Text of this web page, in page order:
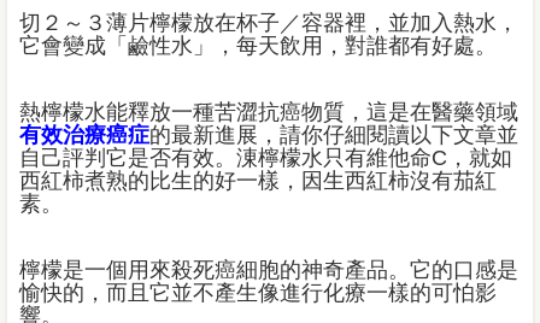
切２～３薄片檸檬放在杯子／容器裡，並加入熱水，
它會變成「鹼性水」，每天飲用，對誰都有好處。
熱檸檬水能釋放一種苦澀抗癌物質，這是在醫藥領域
有效治療癌症的最新進展，請你仔細閱讀以下文章並
自己評判它是否有效。涷檸檬水只有維他命C，就如
西紅柿煮熟的比生的好一樣，因生西紅柿沒有茄紅
素。
檸檬是一個用來殺死癌細胞的神奇​​產品。它的口感是
愉快的，而且它並不產生像進行化療一樣的可怕影
響。